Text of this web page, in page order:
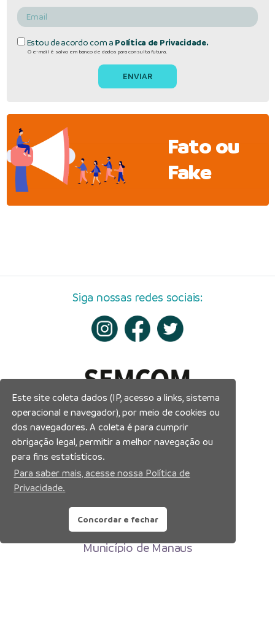
Estou de acordo com a Política de Privacidade.
O e-mail é salvo em banco de dados para consulta futura.
Fato ou
Fake
Siga nossas redes sociais:
Prefeitura Municipal de Manaus
Município de Manaus
Este site coleta dados (IP, acesso a links, sistema
operacional e navegador), por meio de cookies ou
dos navegadores. A coleta é para cumprir
obrigação legal, permitir a melhor navegação ou
para fins estatísticos.
Para saber mais, acesse nossa Política de
Privacidade.
Concordar e fechar